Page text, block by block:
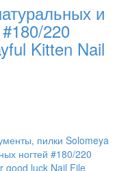
и
220
Kitten Nail